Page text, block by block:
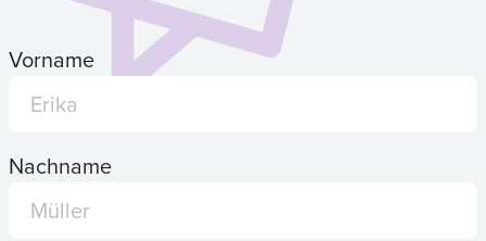
Vorname
Nachname